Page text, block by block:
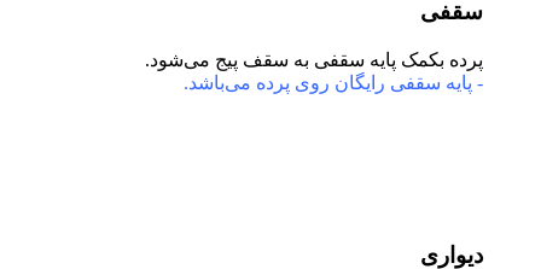
سقفی
پرده بکمک پایه سقفی به سقف پیج می‌شود.
- پایه سقفی رایگان روی پرده می‌باشد.
دیواری